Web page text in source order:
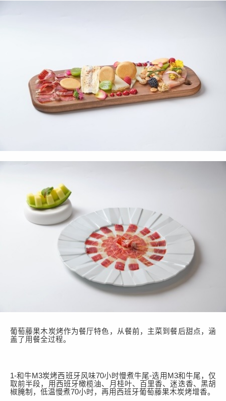
葡萄藤果木炭烤作为餐厅特色，从餐前，主菜到餐后甜点，涵
盖了用餐全过程。
1-和牛M3炭烤西班牙风味70小时慢煮牛尾-选用M3和牛尾，仅
取前半段，用西班牙橄榄油、月桂叶、百里香、迷迭香、黑胡
椒腌制，低温慢煮70小时，再用西班牙葡萄藤果木炭烤增香。